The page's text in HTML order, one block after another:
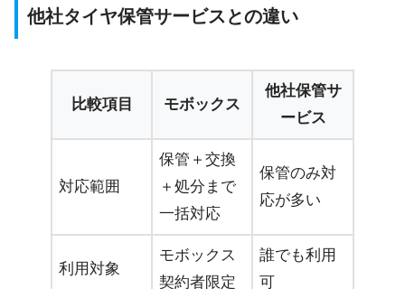
他社タイヤ保管サービスとの違い
比較項目 モボックス
他社保管サ
ービス
対応範囲
保管＋交換
＋処分まで
一括対応
保管のみ対
応が多い
利用対象
モボックス
契約者限定
誰でも利用
可